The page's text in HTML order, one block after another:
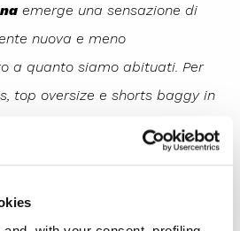
emerge una sensazione di
nuova e meno
a quanto siamo abituati. Per
top oversize e shorts baggy in
Douglas Abraham, che con i
E voi, cosa ne pensate?